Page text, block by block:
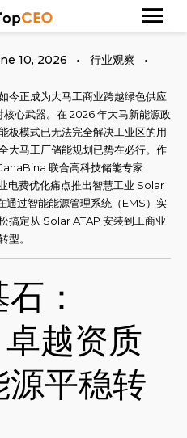
Asia Top CEO
探索亚洲杰出的成功人士
10, 2026 行业观察
今正成为大马工商业跨越绿色供应
心武器。在 2026 年大马新能源政
板模式已无法完全解决工业区的用
大马工厂储能规划已势在必行。作
联合高科技储能专家
电费优化痛点推出智慧工业 Solar
通过智能能源管理系统（EMS）实
搞定从 Solar ATAP 安装到工商业
型。
：
越资质
平稳转